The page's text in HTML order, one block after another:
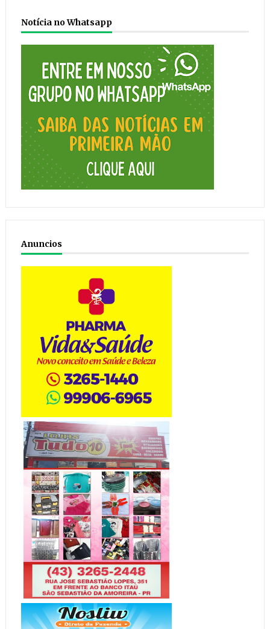
Notícia no Whatsapp
Anuncios